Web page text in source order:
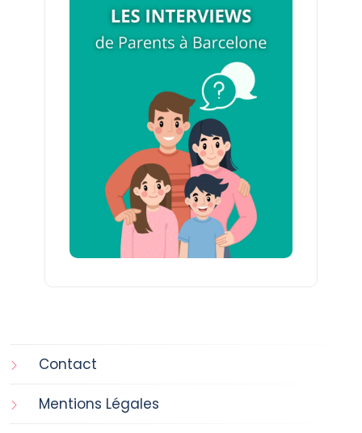
Contact
Mentions Légales